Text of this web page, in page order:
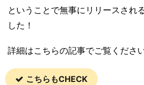
ということで無事にリリースされ
した！
詳細はこちらの記事でご覧くださ
こちらもCHECK